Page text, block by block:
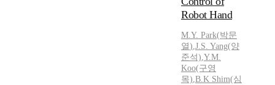
Robot Hand
M.Y. Park(박문
열),J.S. Yang(양
준석),Y.M.
Koo(구영
목),B.K Shim(심